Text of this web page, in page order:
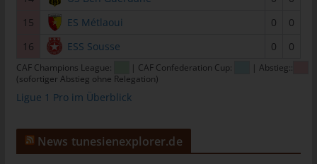
15
ES Métlaoui 0
0
16
ESS Sousse 0 0
CAF Champions League: | CAF Confederation Cup:
| Abstieg::
(sofortiger Abstieg ohne Relegation)
Ligue 1 Pro im Überblick
News tunesienexplorer.de
besuchten Internetseiten und Servern, den individuellen
Browser der betroffenen Person von anderen Internetbrowsern,
die andere Cookies enthalten, zu unterscheiden. Ein bestimmter
Internetbrowser kann über die eindeutige Cookie-ID
wiedererkannt und identifiziert werden.
Durch den Einsatz von Cookies kann den Nutzern dieser
die Cookie-Setzung nicht möglich wären.
Mittels eines Cookies können die Informationen und Angebote